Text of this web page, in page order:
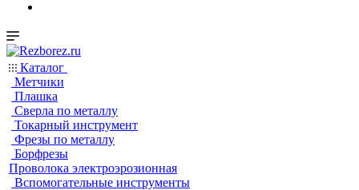
Каталог
Метчики
Плашка
Сверла по металлу
Токарный инструмент
Фрезы по металлу
Борфрезы
Проволока электроэрозионная
Вспомогательные инструменты